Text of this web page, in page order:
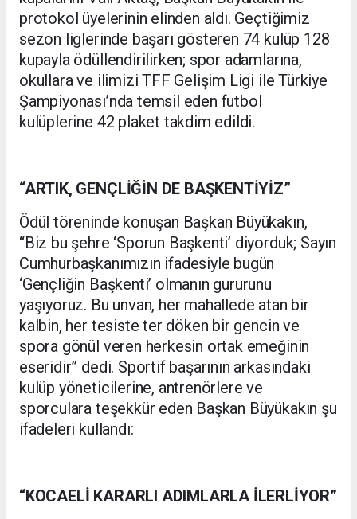
protokol üyelerinin elinden aldı. Geçtiğimiz
sezon liglerinde başarı gösteren 74 kulüp 128
kupayla ödüllendirilirken; spor adamlarına,
okullara ve ilimizi TFF Gelişim Ligi ile Türkiye
Şampiyonası’nda temsil eden futbol
kulüplerine 42 plaket takdim edildi.
“ARTIK, GENÇLİĞİN DE BAŞKENTİYİZ”
Ödül töreninde konuşan Başkan Büyükakın,
“Biz bu şehre ‘Sporun Başkenti’ diyorduk; Sayın
Cumhurbaşkanımızın ifadesiyle bugün
‘Gençliğin Başkenti’ olmanın gururunu
yaşıyoruz. Bu unvan, her mahallede atan bir
kalbin, her tesiste ter döken bir gencin ve
spora gönül veren herkesin ortak emeğinin
eseridir” dedi. Sportif başarının arkasındaki
kulüp yöneticilerine, antrenörlere ve
sporculara teşekkür eden Başkan Büyükakın şu
ifadeleri kullandı:
“KOCAELİ KARARLI ADIMLARLA İLERLİYOR”